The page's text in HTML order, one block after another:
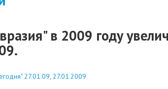
в 2009 году
27.01.09, 27.01.2009